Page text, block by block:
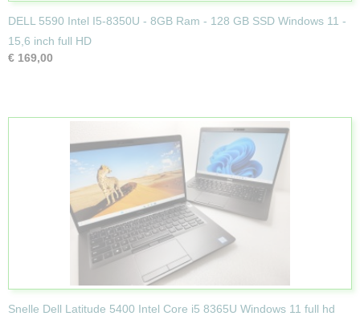
DELL 5590 Intel I5-8350U - 8GB Ram - 128 GB SSD Windows 11 -
15,6 inch full HD
€ 169,00
Snelle Dell Latitude 5400 Intel Core i5 8365U Windows 11 full hd